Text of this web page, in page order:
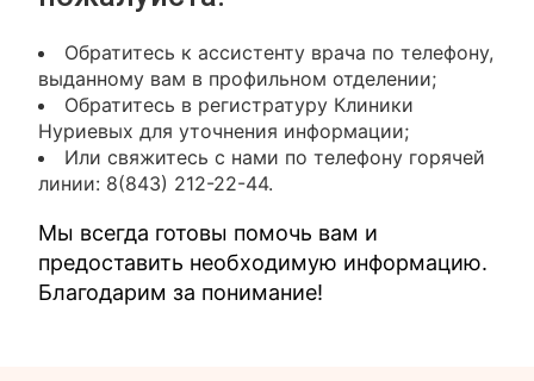
Обратитесь к ассистенту врача по телефону,
выданному вам в профильном отделении;
Обратитесь в регистратуру Клиники
Нуриевых для уточнения информации;
Или свяжитесь с нами по телефону горячей
линии: 8(843) 212-22-44.
Мы всегда готовы помочь вам и
предоставить необходимую информацию.
Благодарим за понимание!